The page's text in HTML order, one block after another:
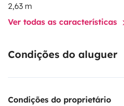
2,63 m
Ver todas as características
Condições do aluguer
Condições do proprietário